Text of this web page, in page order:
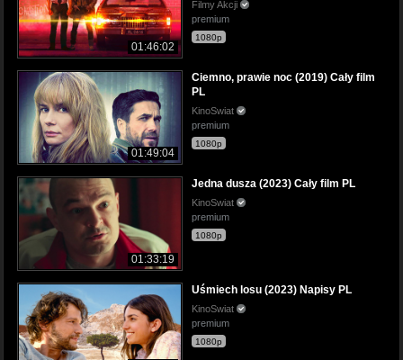
01:46:02
Filmy Akcji
premium
1080p
01:49:04
Ciemno, prawie noc (2019) Cały film
PL
KinoSwiat
premium
1080p
01:33:19
Jedna dusza (2023) Cały film PL
KinoSwiat
premium
1080p
Uśmiech losu (2023) Napisy PL
KinoSwiat
premium
1080p